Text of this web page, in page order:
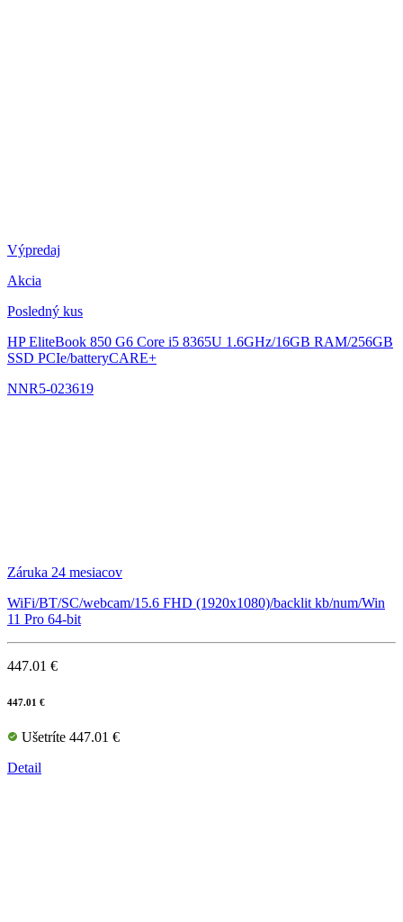
Výpredaj
Akcia
Posledný kus
HP EliteBook 850 G6 Core i5 8365U 1.6GHz/16GB RAM/256GB
SSD PCIe/batteryCARE+
NNR5-023619
Záruka 24 mesiacov
WiFi/BT/SC/webcam/15.6 FHD (1920x1080)/backlit kb/num/Win
11 Pro 64-bit
447.01 €
447.01 €
Ušetríte 447.01 €
Detail